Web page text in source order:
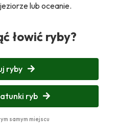
lub oceanie.
łowić ryby?
ryby
ryb
samym miejscu